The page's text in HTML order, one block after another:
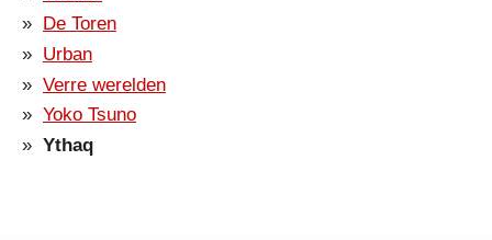
De Toren
Urban
Verre werelden
Yoko Tsuno
Ythaq